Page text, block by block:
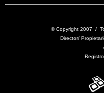
© Copyright 2007 /
Director/